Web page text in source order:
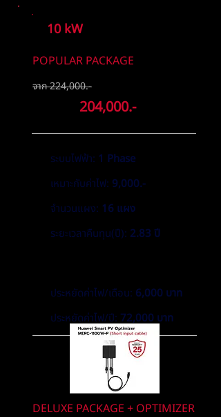
10 kW
POPULAR PACKAGE
จาก 224,000.-
204,000.-
ระบบไฟฟ้า: 1 Phase
เหมาะกับค่าไฟ: 9,000.-
จำนวนแผง: 16 แผง
ระยะเวลาคืนทุน(ปี): 2.83 ปี
ประหยัดค่าไฟ/เดือน: 6,000 บาท
ประหยัดค่าไฟ/ปี: 72,000 บาท
DELUXE PACKAGE + OPTIMIZER